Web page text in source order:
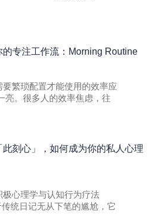
专注工作流：Morning Routine
繁琐配置才能使用的效率应
亮。很多人的效率焦虑，往
刻心」，如何成为你的私人心理
心理学与认知行为疗法
统日记无从下笔的尴尬，它